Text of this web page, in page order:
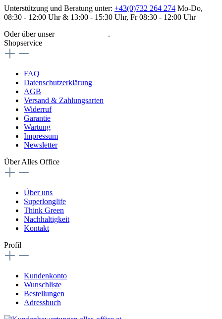
Unterstützung und Beratung unter: +43(0)732 264 274 Mo-Do,
08:30 - 12:00 Uhr & 13:00 - 15:30 Uhr, Fr 08:30 - 12:00 Uhr
Oder über unser
.
Shopservice
FAQ
Datenschutzerklärung
AGB
Versand & Zahlungsarten
Widerruf
Garantie
Wartung
Impressum
Newsletter
Über Alles Office
Über uns
Superlonglife
Think Green
Nachhaltigkeit
Kontakt
Profil
Kundenkonto
Wunschliste
Bestellungen
Adressbuch